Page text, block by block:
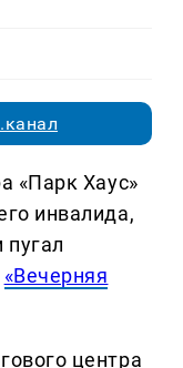
«Парк Хаус»
инвалида,
«Вечерняя
центра